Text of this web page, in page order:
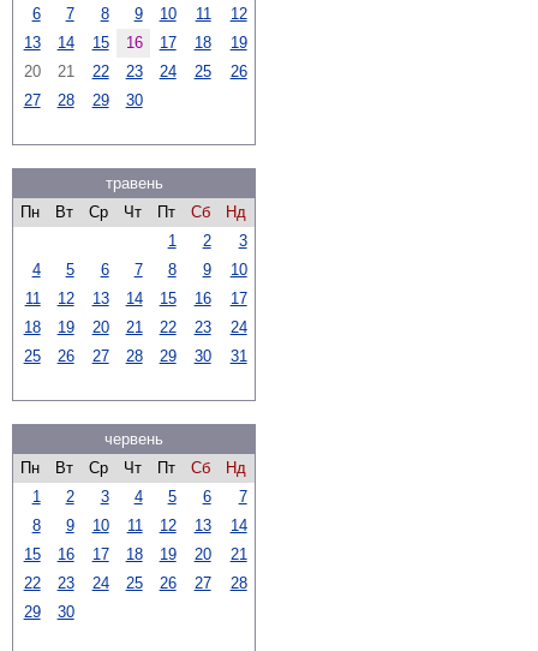
6
7 8 9 10 11
12
13
14 15 16 17 18
19
20
21 22 23 24 25
26
27
28 29 30
травень
Пн
Вт Ср Чт Пт Сб
Нд
1
2
3
4
5 6 7 8 9
10
11
12 13 14 15 16
17
18
19 20 21 22 23
24
25
26 27 28 29 30 31
червень
Пн
Вт Ср Чт Пт Сб
Нд
1
2 3 4 5 6
7
8
9 10 11 12 13
14
15
16 17 18 19 20
21
22
23 24 25 26 27
28
29
30